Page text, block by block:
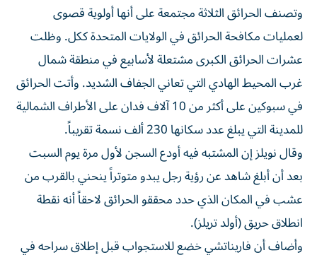
وتصنف الحرائق الثلاثة ​مجتمعة على أنها أولوية قصوى
لعمليات مكافحة الحرائق في ‌الولايات المتحدة ككل. وظلت
عشرات الحرائق الكبرى مشتعلة لأسابيع في منطقة شمال
غرب المحيط الهادي التي تعاني الجفاف الشديد. وأتت ⁠الحرائق
في سبوكين على أكثر من 10 آلاف فدان على الأطراف الشمالية
للمدينة التي يبلغ عدد سكانها 230 ألف نسمة ​تقريباً.
وقال ‌نويلز إن المشتبه فيه أودع السجن لأول مرة ‌يوم السبت
بعد أن أبلغ شاهد عن رؤية رجل يبدو متوتراً ينحني بالقرب من
عشب في المكان الذي حدد محققو الحرائق ‌لاحقاً أنه نقطة
‌انطلاق حريق (أولد تريلز).
وأضاف أن فاريناتشي ⁠خضع للاستجواب قبل إطلاق سراحه في